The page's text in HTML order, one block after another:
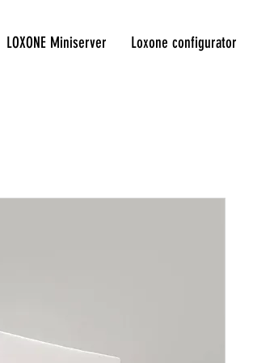
LOXONE Miniserver Loxone configurator